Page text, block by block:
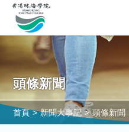
頭條新聞
首頁 > 新聞大事記 > 頭條新聞